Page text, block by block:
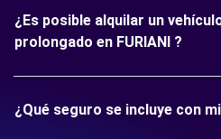
¿Es posible alquilar un
prolongado en FURIANI ?
¿Qué seguro se incluye con